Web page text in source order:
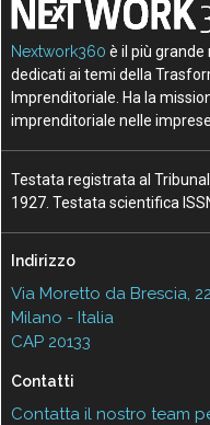
Nextwork360 è il più
dedicati ai temi della
Imprenditoriale. Ha la
imprenditoriale nelle
Testata registrata al
1927. Testata scientifica
Indirizzo
Via Moretto da Brescia, 22
Milano - Italia
CAP 20133
Contatti
Contatta il nostro team